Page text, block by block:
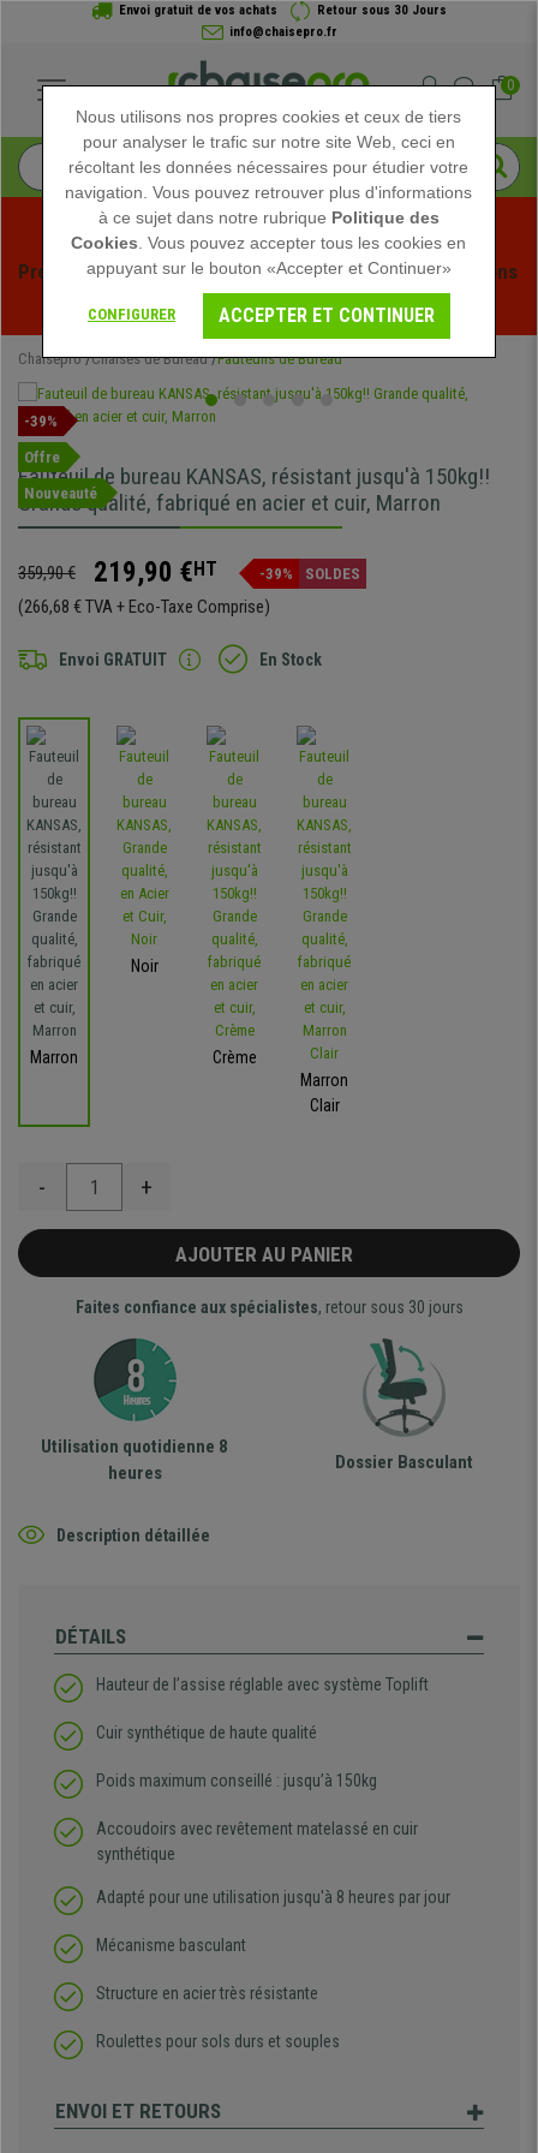
Envoi gratuit de vos achats
Retour sous 30 Jours
info@chaisepro.fr
0
Profitez des soldes d'été chez Chaisepro ! Des réductions
exclusives pour une durée limitée - Voir l'offre
Chaisepro Chaises de Bureau Fauteuils de Bureau
-39%
Offre
Nouveauté
Fauteuil de bureau KANSAS, résistant jusqu'à 150kg!!
Grande qualité, fabriqué en acier et cuir, Marron
359,90 € 219,90 €HT -39% SOLDES
(266,68 € TVA + Eco-Taxe Comprise)
Envoi GRATUIT En Stock
Marron
Noir
Crème
Marron
Clair
- +
AJOUTER AU PANIER
Faites confiance aux spécialistes, retour sous 30 jours
Utilisation quotidienne 8
heures
Dossier Basculant
Description détaillée
DÉTAILS
Hauteur de l’assise réglable avec système Toplift
Cuir synthétique de haute qualité
Poids maximum conseillé : jusqu’à 150kg
Accoudoirs avec revêtement matelassé en cuir
synthétique
Adapté pour une utilisation jusqu'à 8 heures par jour
Mécanisme basculant
Structure en acier très résistante
Roulettes pour sols durs et souples
ENVOI ET RETOURS
Nous utilisons nos propres cookies et ceux de tiers
pour analyser le trafic sur notre site Web, ceci en
récoltant les données nécessaires pour étudier votre
navigation. Vous pouvez retrouver plus d'informations
à ce sujet dans notre rubrique Politique des
Cookies . Vous pouvez accepter tous les cookies en
appuyant sur le bouton «Accepter et Continuer»
CONFIGURER ACCEPTER ET CONTINUER